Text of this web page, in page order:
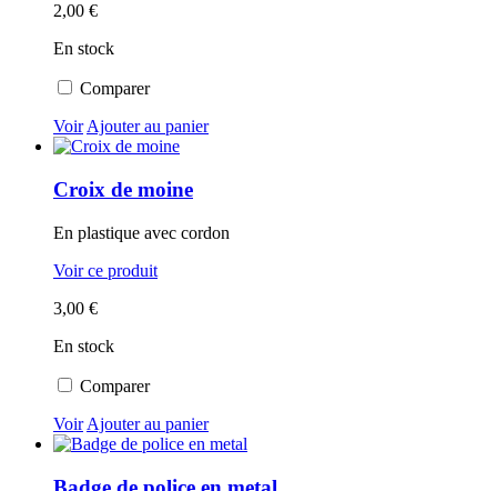
2,00 €
En stock
Comparer
VoirAjouter au panier
Croix de moine
En plastique avec cordon
Voir ce produit
3,00 €
En stock
Comparer
Voir Ajouter au panier